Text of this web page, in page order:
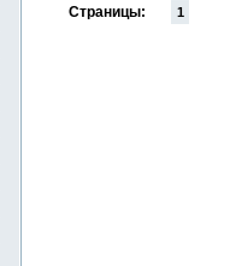
Страницы: 1